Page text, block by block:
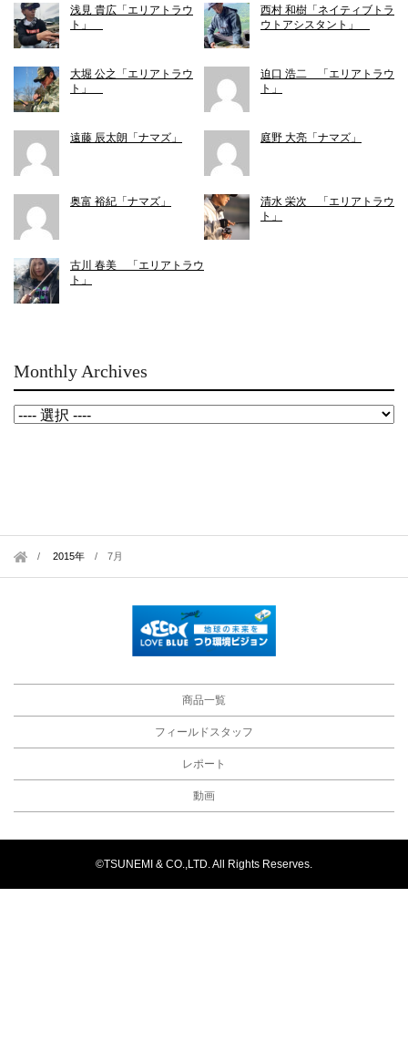
浅見 貴広「エリアトラウ
ト」
西村 和樹「ネイティブトラ
ウトアシスタント」
大堀 公之「エリアトラウ
ト」
迫口 浩二 「エリアトラウ
ト」
遠藤 辰太朗「ナマズ」 庭野 大亮「ナマズ」
奥富 裕紀「ナマズ」
清水 栄次 「エリアトラウ
ト」
古川 春美 「エリアトラウ
ト」
Monthly Archives
2015年 /7月
商品一覧
フィールドスタッフ
レポート
動画
©TSUNEMI & CO.,LTD. All Rights Reserves.